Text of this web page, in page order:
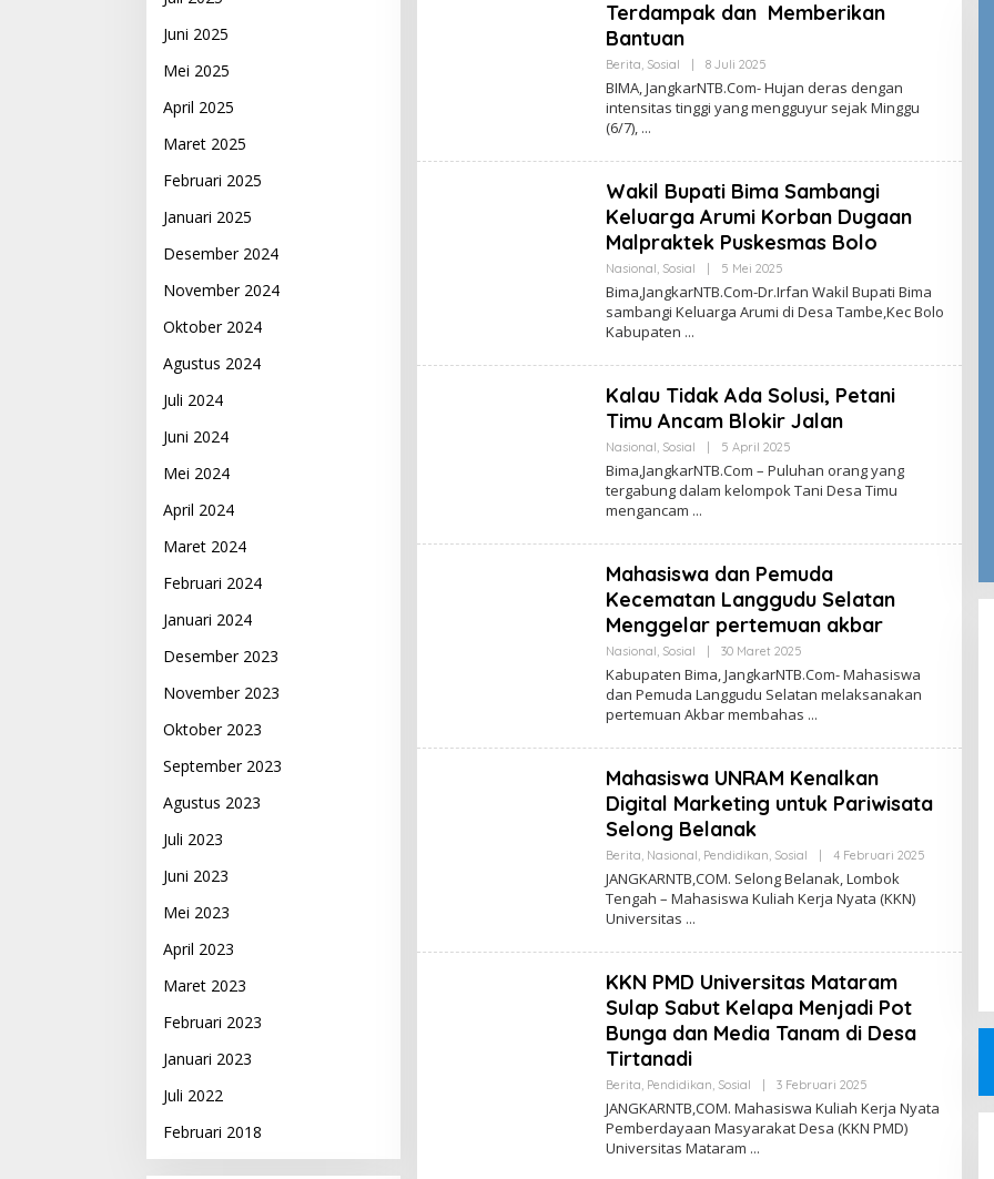
Juni 2025
Mei 2025
April 2025
Maret 2025
Februari 2025
Januari 2025
Desember 2024
November 2024
Oktober 2024
Agustus 2024
Juli 2024
Juni 2024
Mei 2024
April 2024
Maret 2024
Februari 2024
Januari 2024
Desember 2023
November 2023
Oktober 2023
September 2023
Agustus 2023
Juli 2023
Juni 2023
Mei 2023
April 2023
Maret 2023
Februari 2023
Januari 2023
Juli 2022
Februari 2018
Terdampak dan Memberikan
Bantuan
Berita, Sosial 8 Juli 2025Oleh
NTB
BIMA, JangkarNTB.Com- Hujan deras dengan
intensitas tinggi yang mengguyur sejak Minggu
(6/7),
Wakil Bupati Bima Sambangi
Keluarga Arumi Korban Dugaan
Malpraktek Puskesmas Bolo
Nasional, Sosial 5 Mei 2025Oleh
NTB
Bima,JangkarNTB.Com-Dr.Irfan Wakil Bupati Bima
sambangi Keluarga Arumi di Desa Tambe,Kec Bolo
Kabupaten
Kalau Tidak Ada Solusi, Petani
Timu Ancam Blokir Jalan
Nasional, Sosial 5 April 2025Oleh
NTB
Bima,JangkarNTB.Com – Puluhan orang yang
tergabung dalam kelompok Tani Desa Timu
mengancam
Mahasiswa dan Pemuda
Kecematan Langgudu Selatan
Menggelar pertemuan akbar
Nasional, Sosial 30 Maret 2025Oleh
NTB
Kabupaten Bima, JangkarNTB.Com- Mahasiswa
dan Pemuda Langgudu Selatan melaksanakan
pertemuan Akbar membahas
Mahasiswa UNRAM Kenalkan
Digital Marketing untuk Pariwisata
Selong Belanak
Berita, Nasional, Pendidikan, Sosial 4 Februari 2025Oleh
JANGKARNTB,COM. Selong Belanak, Lombok
Tengah – Mahasiswa Kuliah Kerja Nyata (KKN)
Universitas
KKN PMD Universitas Mataram
Sulap Sabut Kelapa Menjadi Pot
Bunga dan Media Tanam di Desa
Tirtanadi
Berita, Pendidikan, Sosial 3 Februari 2025Oleh
NTB
JANGKARNTB,COM. Mahasiswa Kuliah Kerja Nyata
Pemberdayaan Masyarakat Desa (KKN PMD)
Universitas Mataram